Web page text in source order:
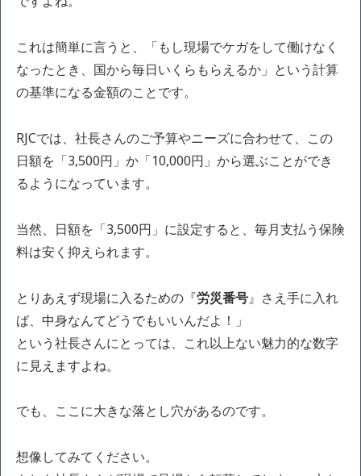
これは簡単に言うと、「もし現場でケガをして働けなく
なったとき、国から毎日いくらもらえるか」という計算
の基準になる金額のことです。
RJCでは、社長さんのご予算やニーズに合わせて、この
日額を「3,500円」か「10,000円」から選ぶことができ
るようになっています。
当然、日額を「3,500円」に設定すると、毎月支払う保険
料は安く抑えられます。
とりあえず現場に入るための『労災番号』さえ手に入れ
ば、中身なんてどうでもいいんだよ！」
という社長さんにとっては、これ以上ない魅力的な数字
に見えますよね。
でも、ここに大きな落とし穴があるのです。
想像してみてください。